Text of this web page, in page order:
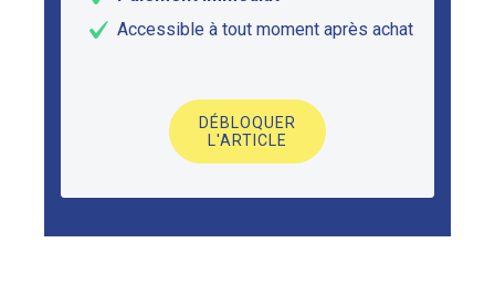
Accessible à tout moment après achat
DÉBLOQUER
L'ARTICLE